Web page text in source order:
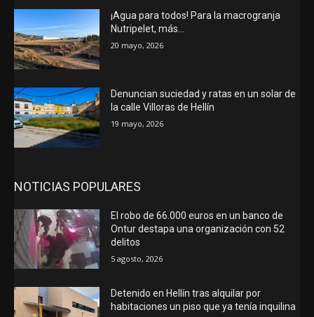
¡Agua para todos! Para la macrogranja
Nutripelet, más…
20 mayo, 2026
Denuncian suciedad y ratas en un solar de
la calle Villoras de Hellín
19 mayo, 2026
NOTICIAS POPULARES
El robo de 66.000 euros en un banco de
Ontur destapa una organización con 52
delitos
5 agosto, 2026
Detenido en Hellín tras alquilar por
habitaciones un piso que ya tenía inquilina